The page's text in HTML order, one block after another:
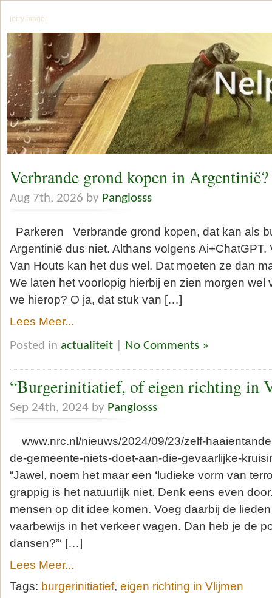
jerry mager
Verbrande grond kopen in Argentinië?
Aug 7th, 2026 by Panglosss
Parkeren Verbrande grond kopen, dat kan als
Argentinië dus niet. Althans volgens Ai+ChatGPT.
Van Houts kan het dus wel. Dat moeten ze dan
We laten het voorlopig hierbij en zien morgen wel
we hierop? O ja, dat stuk van […]
Lees Meer...
Posted in actualiteit No Comments »
“Burgerinitiatief, of eigen richting in
Sep 24th, 2024 by Panglosss
www.nrc.nl/nieuws/2024/09/23/zelf-
de-gemeente-niets-doet-aan-die-gevaarlijke-
“Jawel, noem het maar een ‘ludieke vorm van
grappig is het natuurlijk niet. Denk eens even
mensen op dit idee komen. Voeg daarbij de
vaarbewijs in het verkeer wagen. Dan heb je de
dansen?”‘ […]
Lees Meer...
Tags: burgerinitiatief, eigen richting in Vlijmen